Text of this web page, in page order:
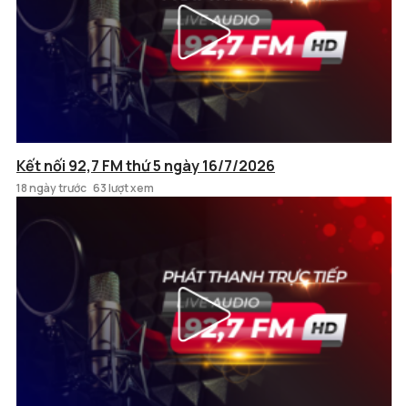
Kết nối 92,7 FM thứ 5 ngày 16/7/2026
18 ngày trước 63 lượt xem